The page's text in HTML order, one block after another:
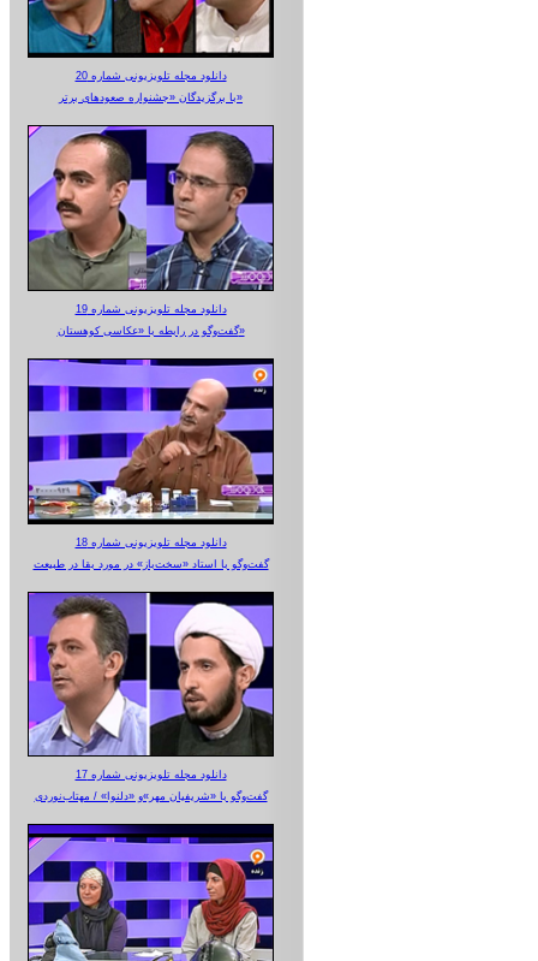
دانلود مجله تلویزیونی شماره 20
با برگزیدگان «جشنواره صعودهای برتر»
دانلود مجله تلویزیونی شماره 19
گفت‌وگو در رابطه با «عکاسی کوهستان»
دانلود مجله تلویزیونی شماره 18
گفت‌وگو با استاد «سخت‌باز» در مورد بقا در طبیعت
دانلود مجله تلویزیونی شماره 17
گفت‌وگو با «شریفیان مهر»‌و «دلنوا» / مهتاب‌نوردی